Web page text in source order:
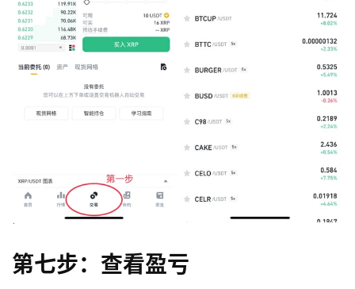
第七步：查看盈亏